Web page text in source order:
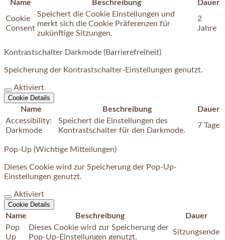
Name Beschreibung
Dauer
Cookie
Consent
Speichert die Cookie Einstellungen und
merkt sich die Cookie Präferenzen für
zukünftige Sitzungen.
2
Jahre
Kontrastschalter Darkmode (Barrierefreiheit)
Speicherung der Kontrastschalter-Einstellungen genutzt.
Aktiviert
Cookie Details
Name Beschreibung
Dauer
Accessibility:
Darkmode
Speichert die Einstellungen des
Kontrastschalter für den Darkmode.
7 Tage
Pop-Up (Wichtige Mitteilungen)
Dieses Cookie wird zur Speicherung der Pop-Up-
Einstellungen genutzt.
Aktiviert
Cookie Details
Name Beschreibung
Dauer
Pop
Up
Dieses Cookie wird zur Speicherung der
Pop-Up-Einstellungen genutzt.
Sitzungsende